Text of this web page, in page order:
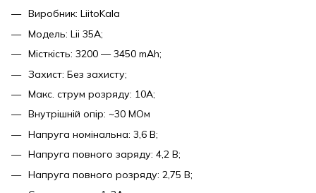
Виробник: LiitoKala
Модель: Lii 35A;
Місткість: 3200 — 3450 mAh;
Захист: Без захисту;
Макс. струм розряду: 10A;
Внутрішній опір: ~30 МОм
Напруга номінальна: 3,6 В;
Напруга повного заряду: 4,2 В;
Напруга повного розряду: 2,75 В;